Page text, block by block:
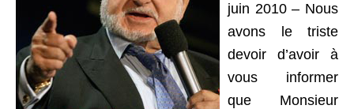
juin 2010 – Nous
avons le triste
devoir d’avoir à
vous informer
que Monsieur